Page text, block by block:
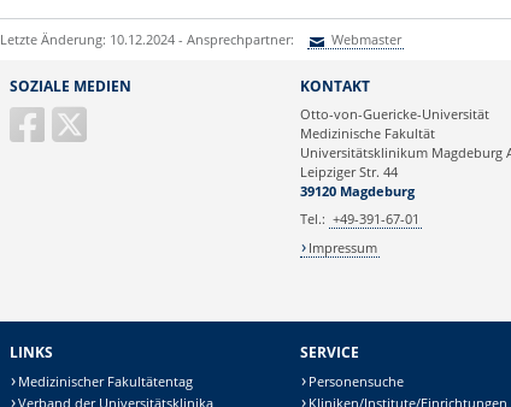
Letzte Änderung: 10.12.2024 - Ansprechpartner: Webmaster
Ihre E-Mailadresse:
SOZIALE MEDIEN KONTAKT
Otto-von-Guericke-Universität
Medizinische Fakultät
Universitätsklinikum Magdeburg
Leipziger Str. 44
39120 Magdeburg
Tel.: +49-391-67-01
Impressum
LINKS
Medizinischer Fakultätentag
Verband der Universitätsklinika
SERVICE
Personensuche
Kliniken/Institute/Einrichtungen